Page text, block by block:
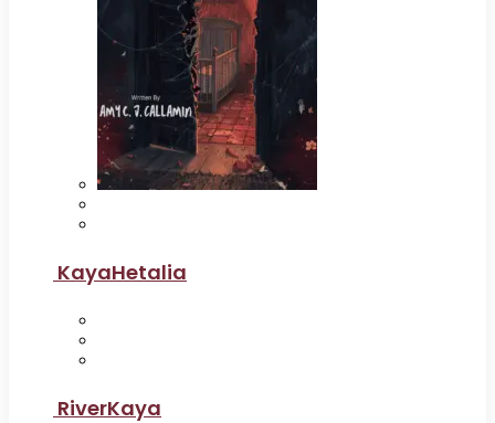
KayaHetalia
RiverKaya